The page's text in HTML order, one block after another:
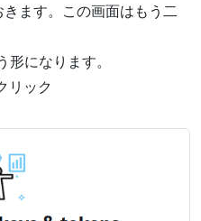
ます。この画面はもう二
になります。
リック